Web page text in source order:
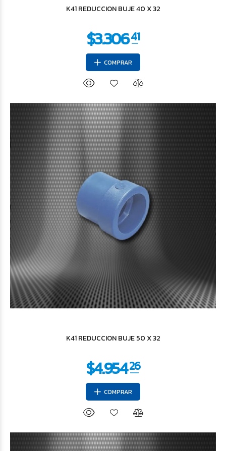
K41 REDUCCION BUJE 40 X 32
COMPRAR
K41 REDUCCION BUJE 50 X 32
COMPRAR